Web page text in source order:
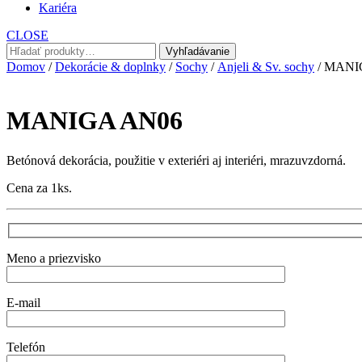
Kariéra
CLOSE
Hľadať:
Vyhľadávanie
Domov /Dekorácie & doplnky / Sochy / Anjeli & Sv. sochy /
MANIGA AN06
Betónová dekorácia, použitie v exteriéri aj interiéri, mrazuvzdorná.
Cena za 1ks.
Meno a priezvisko
E-mail
Telefón